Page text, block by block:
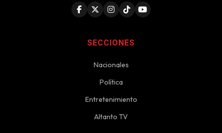
SECCIONES
Nacionales
Política
Entretenimiento
Altanto TV